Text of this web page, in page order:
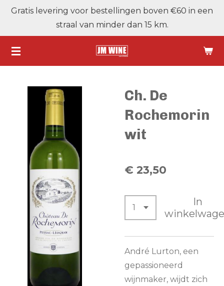
Ga
de
hoofdinhoud
Gratis levering voor bestellingen boven €60 in een
straal van minder dan 15 km.
Ch. De
Rochemorin
wit
€ 23,50
In
André Lurton, een
gepassioneerd
wijnmaker, wijdt zich